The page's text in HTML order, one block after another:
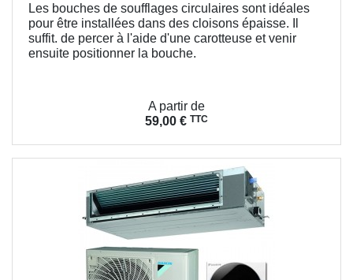
Les bouches de soufflages circulaires sont idéales
pour être installées dans des cloisons épaisse. Il
suffit. de percer à l'aide d'une carotteuse et venir
ensuite positionner la bouche.
A partir de
59,00 € TTC